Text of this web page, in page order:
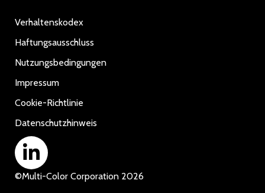
©Multi-Color Corporation 2026
Verhaltenskodex
Haftungsausschluss
Nutzungsbedingungen
Impressum
Cookie-Richtlinie
Datenschutzhinweis